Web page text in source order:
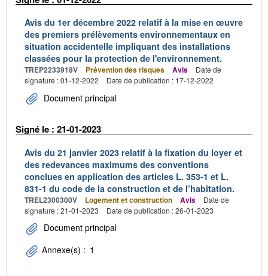
Avis du 1er décembre 2022 relatif à la mise en œuvre
des premiers prélèvements environnementaux en
situation accidentelle impliquant des installations
classées pour la protection de l'environnement.
TREP2233918V Prévention des risques Avis
Date de
signature : 01-12-2022
Date de publication : 17-12-2022
Document principal
Signé le : 21-01-2023
Avis du 21 janvier 2023 relatif à la fixation du loyer et
des redevances maximums des conventions
conclues en application des articles L. 353-1 et L.
831-1 du code de la construction et de l’habitation.
TREL2300300V Logement et construction Avis
Date de
signature : 21-01-2023
Date de publication : 26-01-2023
Document principal
Annexe(s) : 1